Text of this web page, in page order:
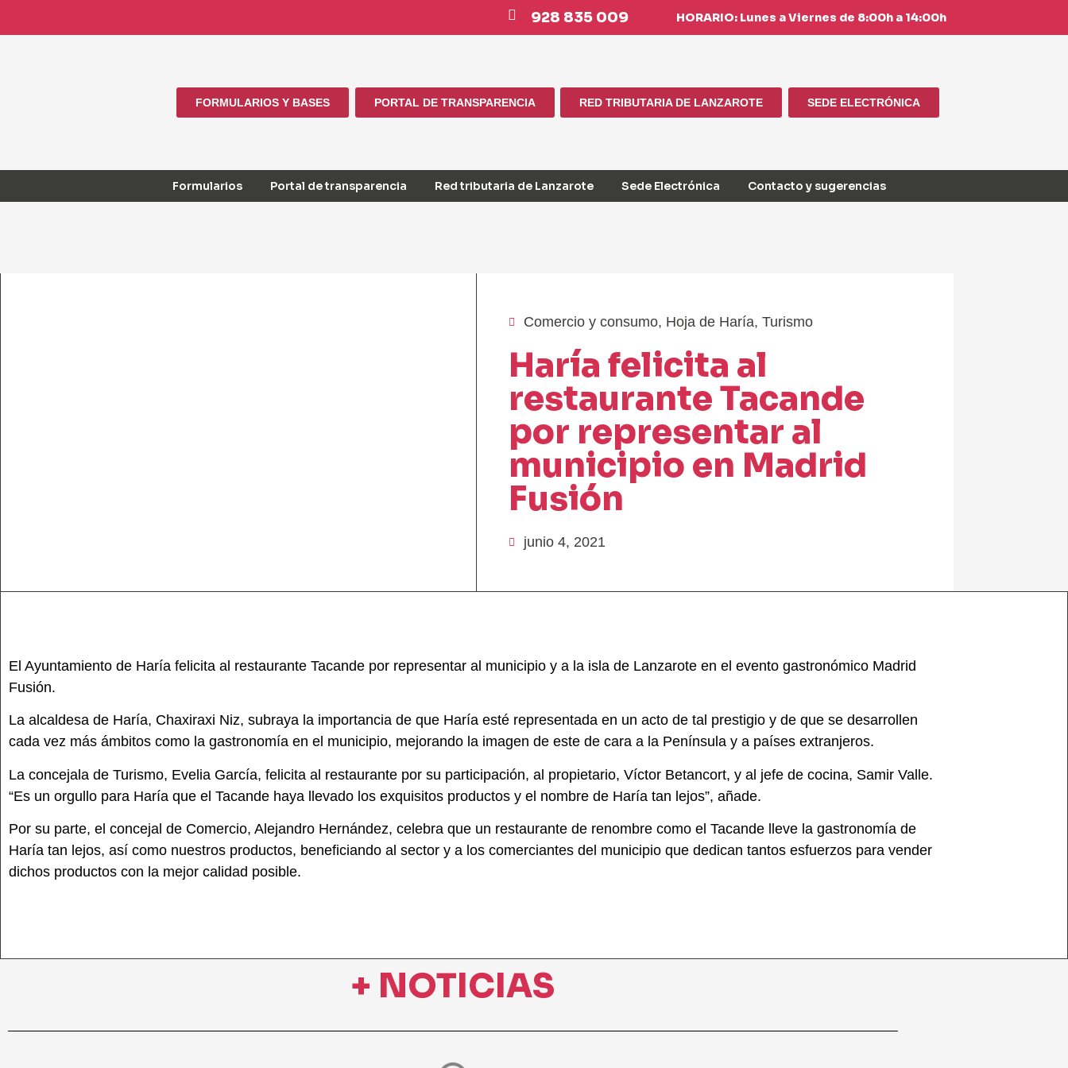
928 835 009 HORARIO: Lunes a Viernes de 8:00h a 14:00h
FORMULARIOS Y BASES PORTAL DE TRANSPARENCIA RED TRIBUTARIA DE LANZAROTE SEDE ELECTRÓNICA
Formularios Portal de transparencia Red tributaria de Lanzarote Sede Electrónica Contacto y sugerencias
Comercio y consumo, Hoja de Haría, Turismo
Haría felicita al
restaurante Tacande
por representar al
municipio en Madrid
Fusión
junio 4, 2021
El Ayuntamiento de Haría felicita al restaurante Tacande por representar al municipio y a la isla de Lanzarote en el evento gastronómico Madrid
Fusión.
La alcaldesa de Haría, Chaxiraxi Niz, subraya la importancia de que Haría esté representada en un acto de tal prestigio y de que se desarrollen
cada vez más ámbitos como la gastronomía en el municipio, mejorando la imagen de este de cara a la Península y a países extranjeros.
La concejala de Turismo, Evelia García, felicita al restaurante por su participación, al propietario, Víctor Betancort, y al jefe de cocina, Samir Valle.
“Es un orgullo para Haría que el Tacande haya llevado los exquisitos productos y el nombre de Haría tan lejos”, añade.
Por su parte, el concejal de Comercio, Alejandro Hernández, celebra que un restaurante de renombre como el Tacande lleve la gastronomía de
Haría tan lejos, así como nuestros productos, beneficiando al sector y a los comerciantes del municipio que dedican tantos esfuerzos para vender
dichos productos con la mejor calidad posible.
+ NOTICIAS